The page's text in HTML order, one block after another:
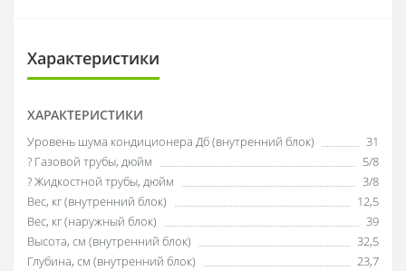
Характеристики
ХАРАКТЕРИСТИКИ
Уровень шума кондиционера Дб (внутренний блок)
31
? Газовой трубы, дюйм
5/8
? Жидкостной трубы, дюйм
3/8
Вес, кг (внутренний блок)
12,5
Вес, кг (наружный блок)
39
Высота, см (внутренний блок)
32,5
Глубина, см (внутренний блок)
23,7